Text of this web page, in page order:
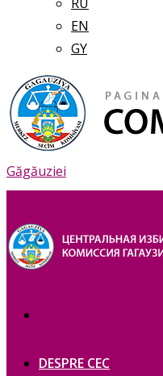
EN
GY
Găgăuziei
DESPRE CEC